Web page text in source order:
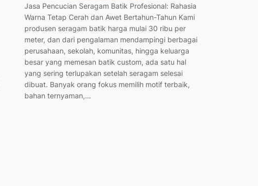
Jasa Pencucian Seragam Batik Profesional: Rahasia
Warna Tetap Cerah dan Awet Bertahun-Tahun Kami
produsen seragam batik harga mulai 30 ribu per
meter, dan dari pengalaman mendampingi berbagai
perusahaan, sekolah, komunitas, hingga keluarga
besar yang memesan batik custom, ada satu hal
yang sering terlupakan setelah seragam selesai
dibuat. Banyak orang fokus memilih motif terbaik,
bahan ternyaman,…